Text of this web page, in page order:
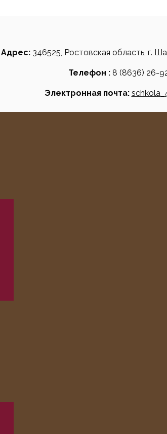
Адрес:346525, Ростовская область, г.
Телефон : 8 (8636) 26-
Электронная почта: